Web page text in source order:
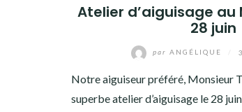
Atelier d’aiguisage
28 juin
par ANGÉLIQUE
Notre aiguiseur préféré, Monsieur
superbe atelier d’aiguisage le 28